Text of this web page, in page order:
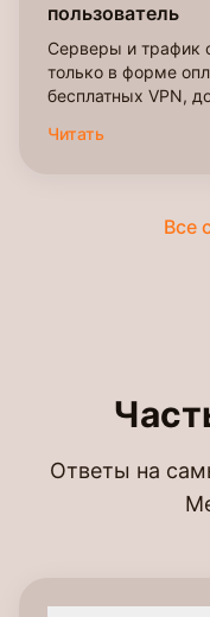
пользователь
Серверы и трафик
только в форме
бесплатных VPN,
проверки перед
Читать
Все
Ответы на